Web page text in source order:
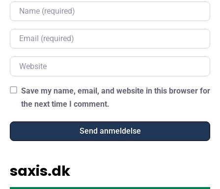
Name
Email
Website
Save my name, email, and website in this browser for
the next time I comment.
saxis.dk